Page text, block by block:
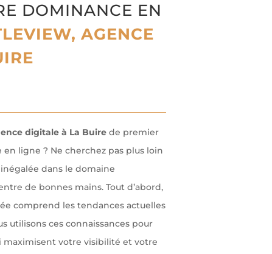
DOMINANCE EN
AGENCE
digitale à La Buirede premier
ligne ? Ne cherchez pas plus loin
dans le domaine
de bonnes mains. Tout d’abord,
comprend les tendances actuelles
utilisons ces connaissances pour
maximisent votre visibilité et votre